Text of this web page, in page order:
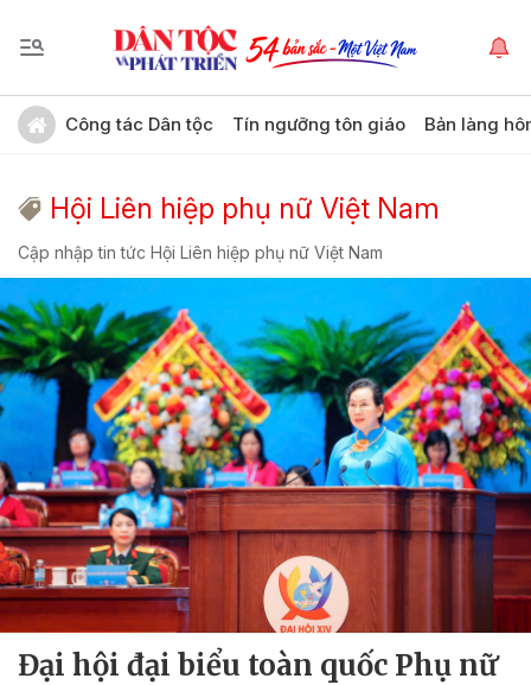
Công tác Dân tộc Tín ngưỡng tôn giáo Bản làng
Hội Liên hiệp phụ nữ Việt Nam
Cập nhập tin tức Hội Liên hiệp phụ nữ Việt Nam
Đại hội đại biểu toàn quốc Phụ nữ